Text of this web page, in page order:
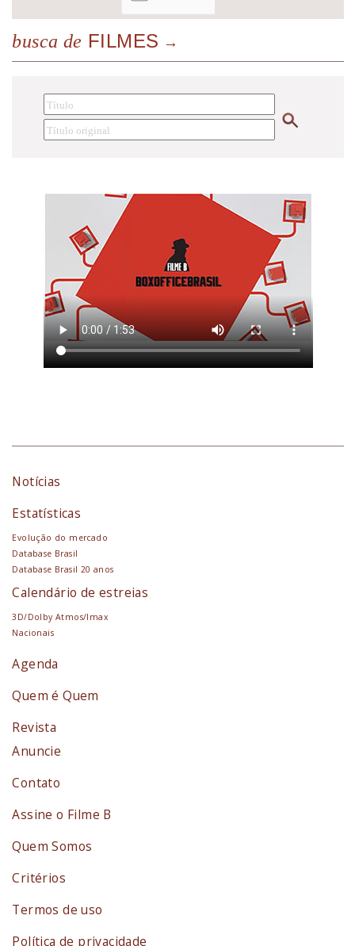
busca de FILMES
Notícias
Estatísticas
Evolução do mercado
Database Brasil
Database Brasil 20 anos
Calendário de estreias
3D/Dolby Atmos/Imax
Nacionais
Agenda
Quem é Quem
Revista
Anuncie
Contato
Assine o Filme B
Quem Somos
Critérios
Termos de uso
Política de privacidade